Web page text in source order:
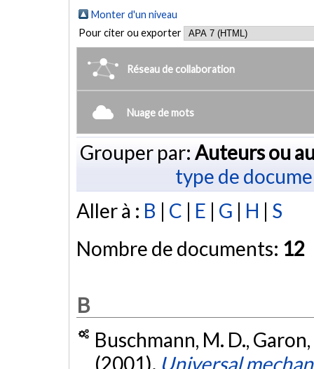
Monter d'un niveau
Pour citer ou exporter
Réseau de collaboration
Nuage de mots
Grouper par: Auteurs ou
type de
Aller à : B | C | E | G | H | S
Nombre de documents: 12
B
Buschmann, M. D.,
(2001). Universal